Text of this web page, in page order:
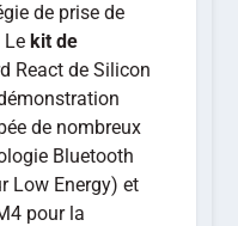
de prise de
Lekit de
React de Silicon
de nombreux
Bluetooth
Low Energy) et
pour la